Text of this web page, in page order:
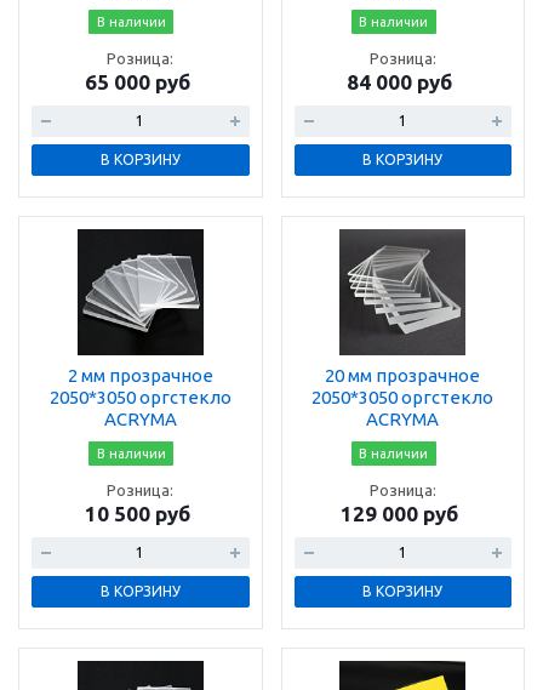
В наличии
Розница:
65 000 руб
В КОРЗИНУ
В наличии
Розница:
84 000 руб
В КОРЗИНУ
2 мм прозрачное
2050*3050 оргстекло
ACRYMA
В наличии
Розница:
10 500 руб
В КОРЗИНУ
20 мм прозрачное
2050*3050 оргстекло
ACRYMA
В наличии
Розница:
129 000 руб
В КОРЗИНУ